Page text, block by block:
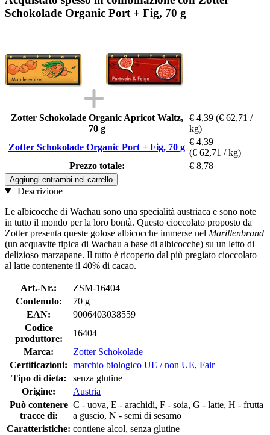
Schokolade Organic Port + Fig, 70 g
Zotter Schokolade Organic Apricot Waltz,
70 g
€ 4,39 (€ 62,71 /
kg)
Zotter Schokolade Organic Port + Fig, 70 g
€ 4,39
(€ 62,71 / kg)
Prezzo totale:
€ 8,78
Aggiungi entrambi nel carrello
Descrizione
Le albicocche di Wachau sono una specialità austriaca e sono note
in tutto il mondo per la loro bontà. Questo cioccolato proposto da
Zotter presenta queste golose albicocche immerse nel Marillenbrand
(un acquavite tipica di Wachau a base di albicocche) su un letto di
delizioso marzapane. Il tutto è ricoperto dal più pregiato cioccolato
al latte contenente il 40% di cacao.
Art.-Nr.:
ZSM-16404
Contenuto:
70 g
EAN:
9006403038559
Codice
produttore:
16404
Marca:
Zotter Schokolade
Certificazioni: marchio biologico UE / non UE, Fair
Tipo di dieta:
senza glutine
Origine:
Austria
Può contenere
tracce di:
C - uova, E - arachidi, F - soia, G - latte, H - frutta
a guscio, N - semi di sesamo
Caratteristiche: contiene alcol, senza glutine